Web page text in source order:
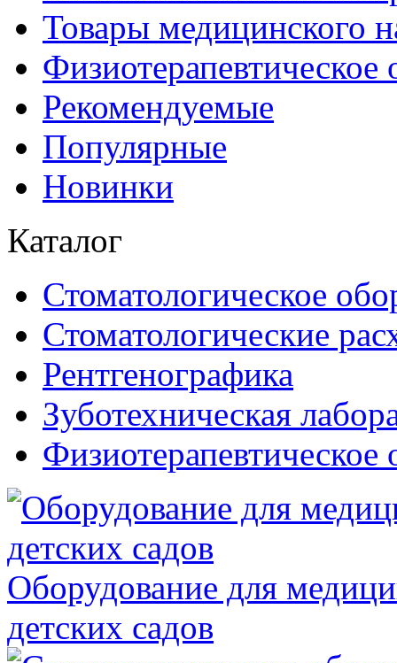
Товары медицинского
Физиотерапевтическое
Рекомендуемые
Популярные
Новинки
Каталог
Стоматологическое
Стоматологические
Рентгенографика
Зуботехническая
Физиотерапевтическое
Оборудование для
детских садов